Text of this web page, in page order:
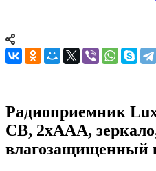
Радиоприемник
СВ, 2хААA,
влагозащищенный